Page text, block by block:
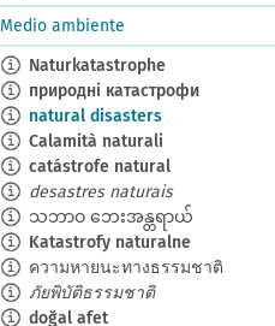
Medio ambiente
Naturkatastrophe
природні катастрофи
natural disasters
Calamità naturali
catástrofe natural
desastres naturais
သဘာဝ ဘေးအန္တရာယ်
Katastrofy naturalne
ความหายนะทางธรรมชาติ
ภัยพิบัติธรรมชาติ
doğal afet